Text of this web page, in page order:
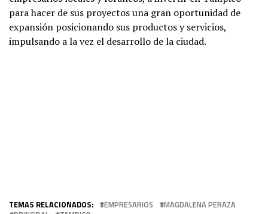
para hacer de sus proyectos una gran oportunidad de
expansión posicionando sus productos y servicios,
impulsando a la vez el desarrollo de la ciudad.
TEMAS RELACIONADOS: EMPRESARIOS
MAGDALENA PERAZA